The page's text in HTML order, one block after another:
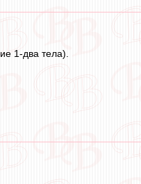
1-два тела).